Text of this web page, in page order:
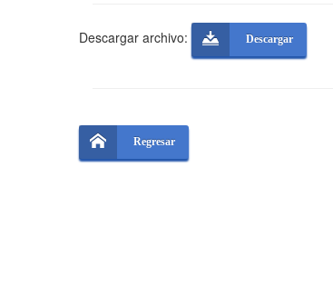
Descargar archivo: Descargar
Regresar